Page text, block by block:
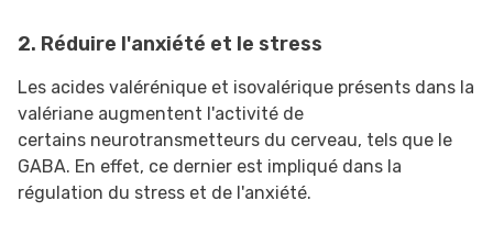
2. Réduire l'anxiété et le stress
Les acides valérénique et isovalérique présents dans la
valériane augmentent l'activité de
certains neurotransmetteurs du cerveau, tels que le
GABA. En effet, ce dernier est impliqué dans la
régulation du stress et de l'anxiété.